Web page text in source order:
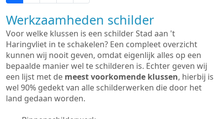
Werkzaamheden schilder
Voor welke klussen is een schilder Stad aan 't
Haringvliet in te schakelen? Een compleet overzicht
kunnen wij nooit geven, omdat eigenlijk alles op een
bepaalde manier wel te schilderen is. Echter geven wij
een lijst met de meest voorkomende klussen, hierbij is
wel 90% gedekt van alle schilderwerken die door het
land gedaan worden.